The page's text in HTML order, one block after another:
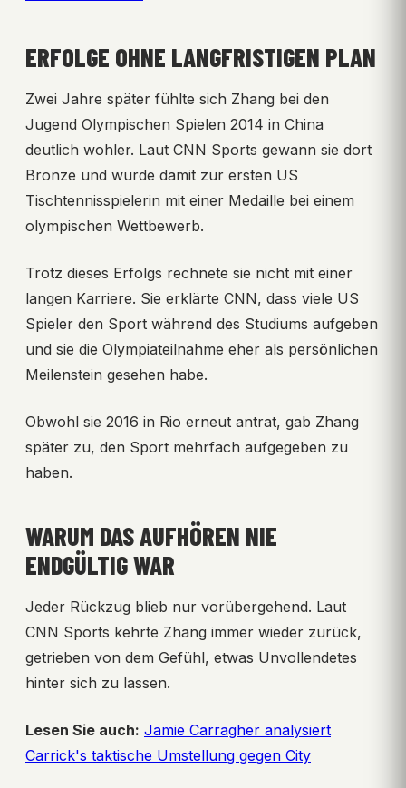
ERFOLGE OHNE LANGFRISTIGEN PLAN
Zwei Jahre später fühlte sich Zhang bei den
Jugend Olympischen Spielen 2014 in China
deutlich wohler. Laut CNN Sports gewann sie dort
Bronze und wurde damit zur ersten US
Tischtennisspielerin mit einer Medaille bei einem
olympischen Wettbewerb.
Trotz dieses Erfolgs rechnete sie nicht mit einer
langen Karriere. Sie erklärte CNN, dass viele US
Spieler den Sport während des Studiums aufgeben
und sie die Olympiateilnahme eher als persönlichen
Meilenstein gesehen habe.
Obwohl sie 2016 in Rio erneut antrat, gab Zhang
später zu, den Sport mehrfach aufgegeben zu
haben.
WARUM DAS AUFHÖREN NIE
ENDGÜLTIG WAR
Jeder Rückzug blieb nur vorübergehend. Laut
CNN Sports kehrte Zhang immer wieder zurück,
getrieben von dem Gefühl, etwas Unvollendetes
hinter sich zu lassen.
Lesen Sie auch: Jamie Carragher analysiert
Carrick's taktische Umstellung gegen City